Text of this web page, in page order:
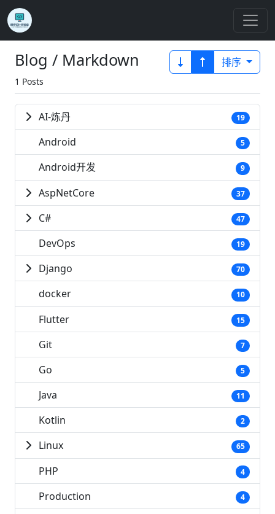
Blog / Markdown
1 Posts
排序
AI-炼丹 19
Android 5
Android开发 9
AspNetCore 37
C# 47
DevOps 19
Django 70
docker 10
Flutter 15
Git 7
Go 5
Java 11
Kotlin 2
Linux 65
PHP 4
Production 4